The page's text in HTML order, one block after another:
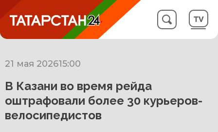
21 мая 202615:00
В Казани во время рейда
оштрафовали более 30 курьеров-
велосипедистов